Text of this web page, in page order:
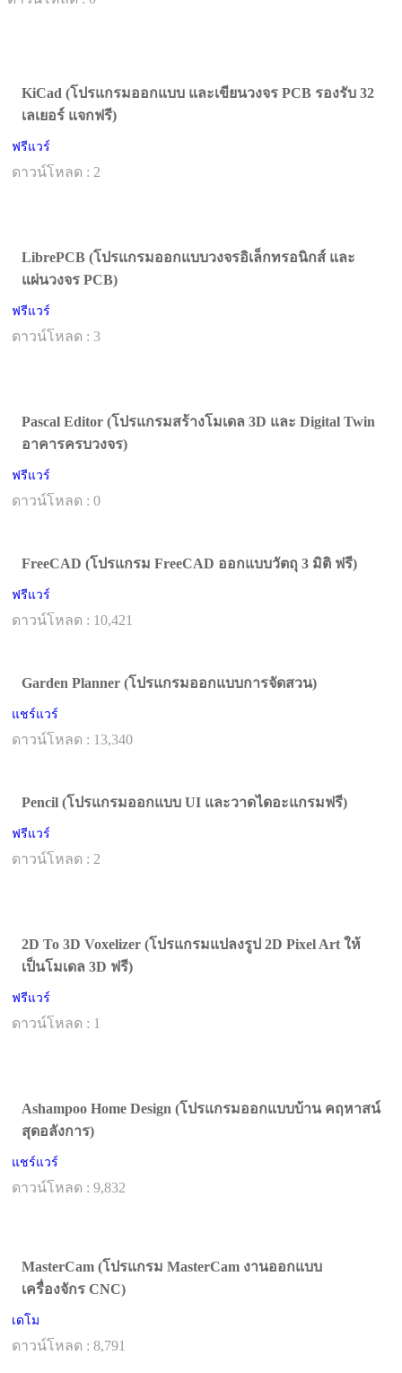
KiCad (โปรแกรมออกแบบ และเขียนวงจร PCB รองรับ 32
เลเยอร์ แจกฟรี)
ฟรีแวร์
ดาวน์โหลด : 2
LibrePCB (โปรแกรมออกแบบวงจรอิเล็กทรอนิกส์ และ
แผ่นวงจร PCB)
ฟรีแวร์
ดาวน์โหลด : 3
Pascal Editor (โปรแกรมสร้างโมเดล 3D และ Digital Twin
อาคารครบวงจร)
ฟรีแวร์
ดาวน์โหลด : 0
FreeCAD (โปรแกรม FreeCAD ออกแบบวัตถุ 3 มิติ ฟรี)
ฟรีแวร์
ดาวน์โหลด : 10,421
Garden Planner (โปรแกรมออกแบบการจัดสวน)
แชร์แวร์
ดาวน์โหลด : 13,340
Pencil (โปรแกรมออกแบบ UI และวาดไดอะแกรมฟรี)
ฟรีแวร์
ดาวน์โหลด : 2
2D To 3D Voxelizer (โปรแกรมแปลงรูป 2D Pixel Art ให้
เป็นโมเดล 3D ฟรี)
ฟรีแวร์
ดาวน์โหลด : 1
Ashampoo Home Design (โปรแกรมออกแบบบ้าน คฤหาสน์
สุดอลังการ)
แชร์แวร์
ดาวน์โหลด : 9,832
MasterCam (โปรแกรม MasterCam งานออกแบบ
เครื่องจักร CNC)
เดโม
ดาวน์โหลด : 8,791